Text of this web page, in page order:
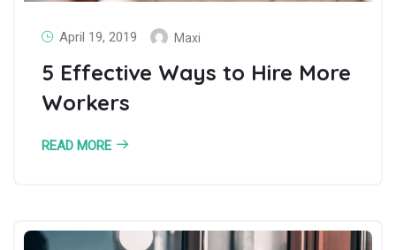
April 19, 2019 Maxi
5 Effective Ways to Hire More
Workers
READ MORE